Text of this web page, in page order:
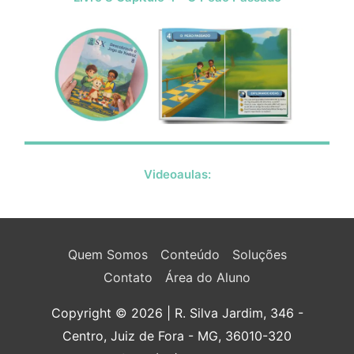
Videoaulas:
Quem Somos Conteúdo
Soluções
Contato
Área do Aluno
Copyright © 2026
| R. Silva Jardim, 346 -
Centro, Juiz de Fora - MG, 36010-320